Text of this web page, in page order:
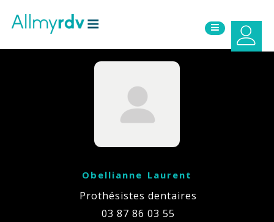
Obellianne Laurent
Prothésistes dentaires
03 87 86 03 55